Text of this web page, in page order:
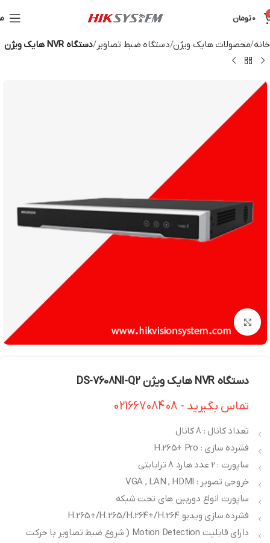
0تومان
خانه محصولات هایک ویژن دستگاه ضبط تصاویر دستگاه NVR هایک ویژن
بزرگنمایی تصویر
دستگاه NVR هایک ویژن DS-7608NI-Q2
تماس بگیرید - 02166708408
تعداد کانال : 8 کانال
فشرده سازی : H.265+ Pro
ساپورت : 2 عدد هارد 8 ترابایتی
خروجی تصویر : VGA , LAN , HDMI
ساپورت انواع دوربین های تحت شبکه
فشرده سازی ویدیو H.265+/H.265/H.264+/H.264
دارای قابلیت Motion Detection ( شروع ضبط تصاویر با حرکت